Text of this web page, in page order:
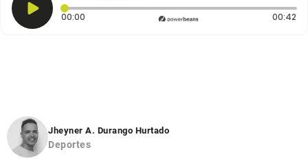
00:00 Tiempo transcurrido: 0 segundos 00:42
Jheyner A. Durango Hurtado
Deportes